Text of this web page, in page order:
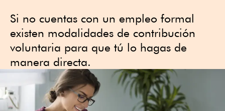
Si no cuentas con un empleo formal
existen modalidades de contribución
voluntaria para que tú lo hagas de
manera directa.